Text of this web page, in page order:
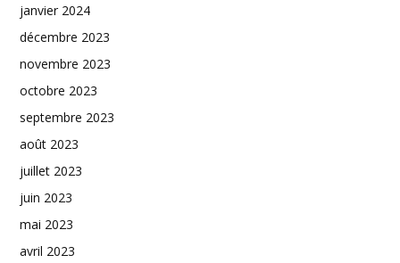
janvier 2024
décembre 2023
novembre 2023
octobre 2023
septembre 2023
août 2023
juillet 2023
juin 2023
mai 2023
avril 2023